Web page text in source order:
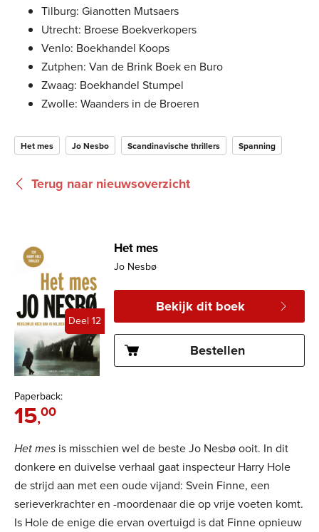
Tilburg: Gianotten Mutsaers
Utrecht: Broese Boekverkopers
Venlo: Boekhandel Koops
Zutphen: Van de Brink Boek en Buro
Zwaag: Boekhandel Stumpel
Zwolle: Waanders in de Broeren
Het mes Jo Nesbo Scandinavische thrillers Spanning
Terug naar nieuwsoverzicht
Deel 12
Deel 12
Paperback:
15,00
Het mes
Jo Nesbø
Bekijk dit boek
Bestellen
Het mes is misschien wel de beste Jo Nesbø ooit. In dit
donkere en duivelse verhaal gaat inspecteur Harry Hole
de strijd aan met een oude vijand: Svein Finne, een
serieverkrachter en -moordenaar die op vrije voeten komt.
Is Hole de enige die ervan overtuigd is dat Finne opnieuw